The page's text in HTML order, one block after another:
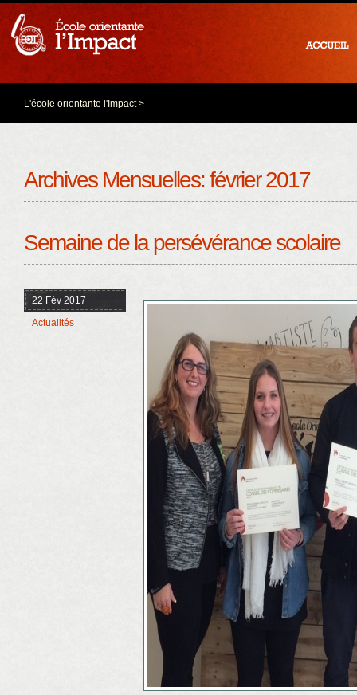
L'école orientante l'Impact>
Archives Mensuelles:février 2017
Semaine de la persévérance scolaire
22 Fév 2017
Actualités